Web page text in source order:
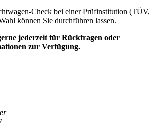
Check bei einer Prüfinstitution (TÜV,
können Sie durchführen lassen.
jederzeit für Rückfragen oder
zur Verfügung.